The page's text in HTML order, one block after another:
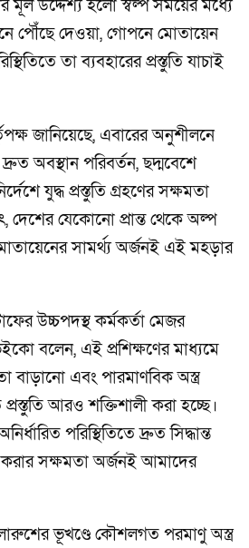
মূল উদ্দেশ্য হলো স্বল্প সময়ের মধ্যে
পৌঁছে দেওয়া, গোপনে মোতায়েন
তা ব্যবহারের প্রস্তুতি যাচাই
জানিয়েছে, এবারের অনুশীলনে
অবস্থান পরিবর্তন, ছদ্মবেশে
যুদ্ধ প্রস্তুতি গ্রহণের সক্ষমতা
দেশের যেকোনো প্রান্ত থেকে অল্প
সামর্থ্য অর্জনই এই মহড়ার
উচ্চপদস্থ কর্মকর্তা মেজর
বলেন, এই প্রশিক্ষণের মাধ্যমে
বাড়ানো এবং পারমাণবিক অস্ত্র
আরও শক্তিশালী করা হচ্ছে।
পরিস্থিতিতে দ্রুত সিদ্ধান্ত
করার সক্ষমতা অর্জনই আমাদের
ভূখণ্ডে কৌশলগত পরমাণু অস্ত্র